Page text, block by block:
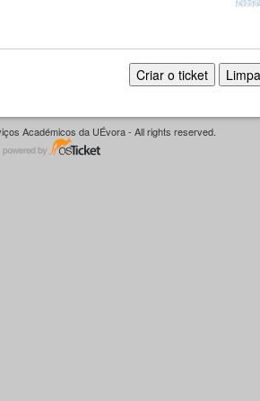
Académicos da UÉvora - All rights reserved.